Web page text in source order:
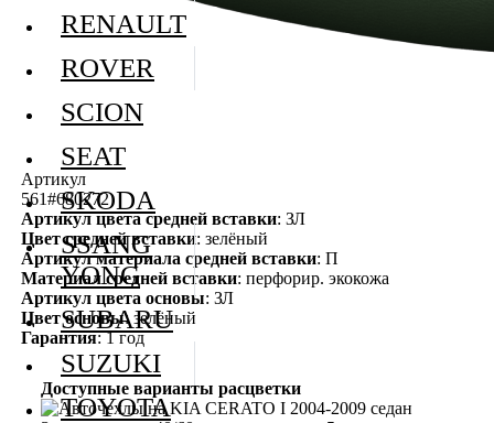
Артикул
561#680272
Артикул цвета средней вставки: ЗЛ
Цвет средней вставки: зелёный
Артикул материала средней вставки: П
Материал средней вставки: перфорир. экокожа
Артикул цвета основы: ЗЛ
Цвет основы: зелёный
Гарантия: 1 год
Доступные варианты расцветки
RENAULT
ROVER
SCION
SEAT
SKODA
SSANG
YONG
SUBARU
SUZUKI
TOYOTA